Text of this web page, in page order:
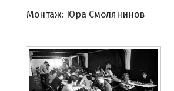
Монтаж: Юра Смолянинов